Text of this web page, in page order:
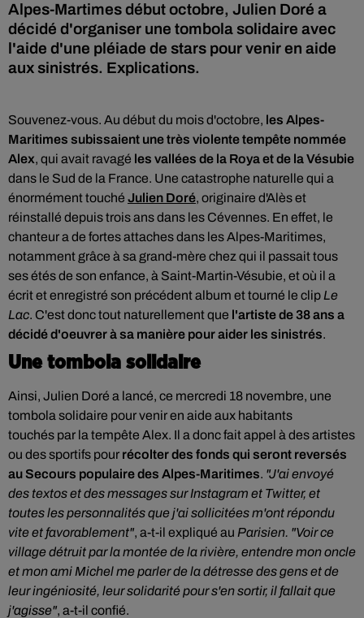
Alpes-Martimes début octobre, Julien Doré a
décidé d'organiser une tombola solidaire avec
l'aide d'une pléiade de stars pour venir en aide
aux sinistrés. Explications.
Souvenez-vous. Au début du mois d'octobre, les Alpes-
Maritimes subissaient une très violente tempête nommée
Alex, qui avait ravagé les vallées de la Roya et de la Vésubie
dans le Sud de la France. Une catastrophe naturelle qui a
énormément touché Julien Doré, originaire d'Alèset
réinstallé depuis trois ans dans les Cévennes. En effet, le
chanteur a de fortes attaches dans les Alpes-Maritimes,
notamment grâce à sa grand-mère chez qui il passait tous
ses étés de son enfance, à Saint-Martin-Vésubie, et où il a
écrit et enregistré son précédent album et tourné le clip Le
Lac. C'est donc tout naturellement que l'artiste de 38 ans a
décidé d'oeuvrer à sa manière pour aider les sinistrés.
Une tombola solidaire
Ainsi, Julien Doré a lancé, ce mercredi 18 novembre, une
tombola solidaire pour venir en aide aux habitants
touchés par la tempête Alex. Il a donc fait appel à des artistes
ou des sportifs pour récolter des fonds qui seront reversés
au Secours populaire des Alpes-Maritimes. "J'ai envoyé
des textos et des messages sur Instagram et Twitter, et
toutes les personnalités que j'ai sollicitées m'ont répondu
vite et favorablement", a-t-il expliqué au Parisien. "Voir ce
village détruit par la montée de la rivière, entendre mon oncle
et mon ami Michel me parler de la détresse des gens et de
leur ingéniosité, leur solidarité pour s'en sortir, il fallait que
j'agisse", a-t-il confié.